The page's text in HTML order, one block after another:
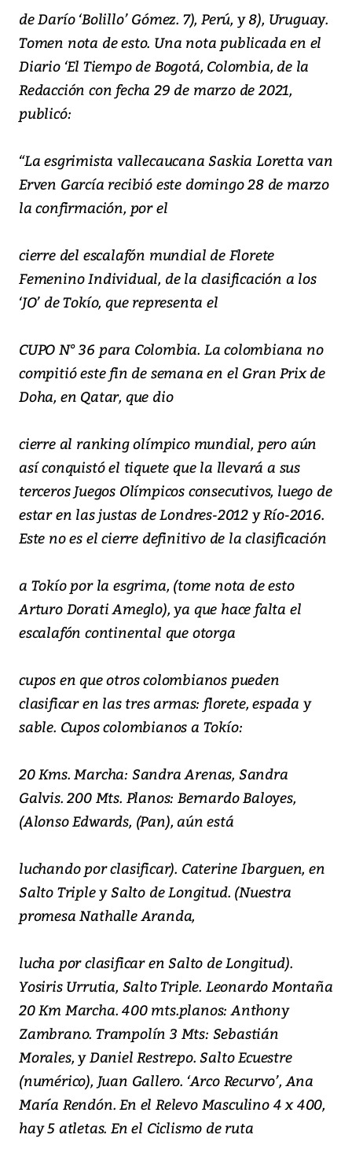
de Darío ‘Bolillo’ Gómez. 7), Perú, y 8), Uruguay.
Tomen nota de esto. Una nota publicada en el
Diario ‘El Tiempo de Bogotá, Colombia, de la
Redacción con fecha 29 de marzo de 2021,
publicó:
“La esgrimista vallecaucana Saskia Loretta van
Erven García recibió este domingo 28 de marzo
la confirmación, por el
cierre del escalafón mundial de Florete
Femenino Individual, de la clasificación a los
‘JO’ de Tokío, que representa el
CUPO N° 36 para Colombia. La colombiana no
compitió este fin de semana en el Gran Prix de
Doha, en Qatar, que dio
cierre al ranking olímpico mundial, pero aún
así conquistó el tiquete que la llevará a sus
terceros Juegos Olímpicos consecutivos, luego de
estar en las justas de Londres-2012 y Río-2016.
Este no es el cierre definitivo de la clasificación
a Tokío por la esgrima, (tome nota de esto
Arturo Dorati Ameglo), ya que hace falta el
escalafón continental que otorga
cupos en que otros colombianos pueden
clasificar en las tres armas: florete, espada y
sable. Cupos colombianos a Tokío:
20 Kms. Marcha: Sandra Arenas, Sandra
Galvis. 200 Mts. Planos: Bernardo Baloyes,
(Alonso Edwards, (Pan), aún está
luchando por clasificar). Caterine Ibarguen, en
Salto Triple y Salto de Longitud. (Nuestra
promesa Nathalle Aranda,
lucha por clasificar en Salto de Longitud).
Yosiris Urrutia, Salto Triple. Leonardo Montaña
20 Km Marcha. 400 mts.planos: Anthony
Zambrano. Trampolín 3 Mts: Sebastián
Morales, y Daniel Restrepo. Salto Ecuestre
(numérico), Juan Gallero. ‘Arco Recurvo’, Ana
María Rendón. En el Relevo Masculino 4 x 400,
hay 5 atletas. En el Ciclismo de ruta